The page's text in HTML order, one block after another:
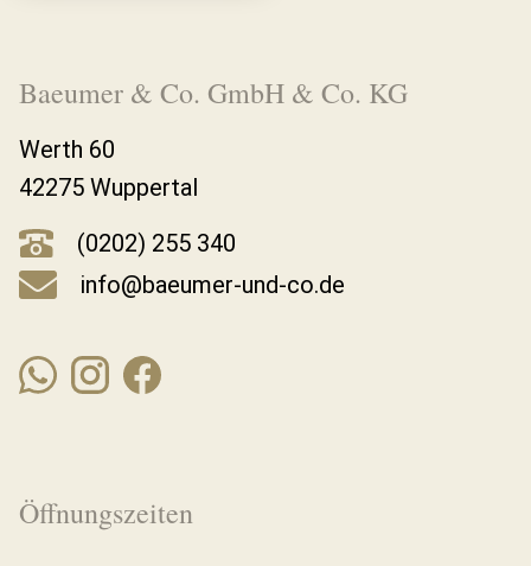
Baeumer & Co. GmbH & Co. KG
Werth 60
42275 Wuppertal
(0202) 255 340
info@baeumer-und-co.de
Öffnungszeiten